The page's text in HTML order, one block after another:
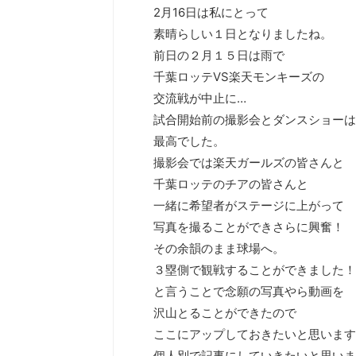
2月16日は私にとって
素晴らしい１日となりましたね。
前日の２月１５日は雨で
千葉ロッテVS楽天モンキーズの
交流戦が中止に…
試合開始前の撮影会とダンスショーは
最高でした。
撮影会では楽天ガールズの皆さんと
千葉ロッテのチアの皆さんと
一緒に希望者がステージに上がって
写真を撮ることができさらに興奮！
その余韻のまま球場へ。
３塁側で観戦することができました！
と言うことで念願の写真やら動画を
沢山とることができたので
ここにアップしておきたいと思いま